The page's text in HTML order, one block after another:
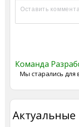
Команда
Мы старались для
Актуальные